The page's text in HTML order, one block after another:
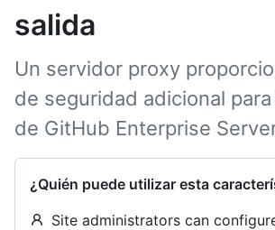
salida
Un servidor proxy
de seguridad adicional
de GitHub Enterprise
¿Quién puede utilizar esta
Site administrators can